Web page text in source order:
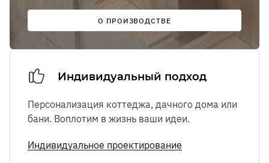
О ПРОИЗВОДСТВЕ
Индивидуальный подход
Персонализация коттеджа, дачного дома или
бани. Воплотим в жизнь ваши идеи.
Индивидуальное проектирование